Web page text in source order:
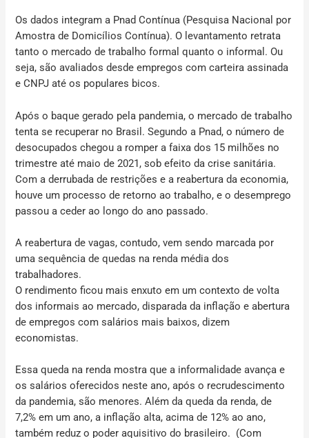
Os dados integram a Pnad Contínua (Pesquisa Nacional por
Amostra de Domicílios Contínua). O levantamento retrata
tanto o mercado de trabalho formal quanto o informal. Ou
seja, são avaliados desde empregos com carteira assinada
e CNPJ até os populares bicos.
Após o baque gerado pela pandemia, o mercado de trabalho
tenta se recuperar no Brasil. Segundo a Pnad, o número de
desocupados chegou a romper a faixa dos 15 milhões no
trimestre até maio de 2021, sob efeito da crise sanitária.
Com a derrubada de restrições e a reabertura da economia,
houve um processo de retorno ao trabalho, e o desemprego
passou a ceder ao longo do ano passado.
A reabertura de vagas, contudo, vem sendo marcada por
uma sequência de quedas na renda média dos
trabalhadores.
O rendimento ficou mais enxuto em um contexto de volta
dos informais ao mercado, disparada da inflação e abertura
de empregos com salários mais baixos, dizem
economistas.
Essa queda na renda mostra que a informalidade avança e
os salários oferecidos neste ano, após o recrudescimento
da pandemia, são menores. Além da queda da renda, de
7,2% em um ano, a inflação alta, acima de 12% ao ano,
também reduz o poder aquisitivo do brasileiro. (Com